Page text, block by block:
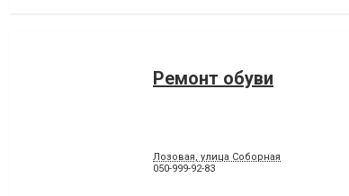
Ремонт обуви
Лозовая, улица Соборная
050-999-92-83